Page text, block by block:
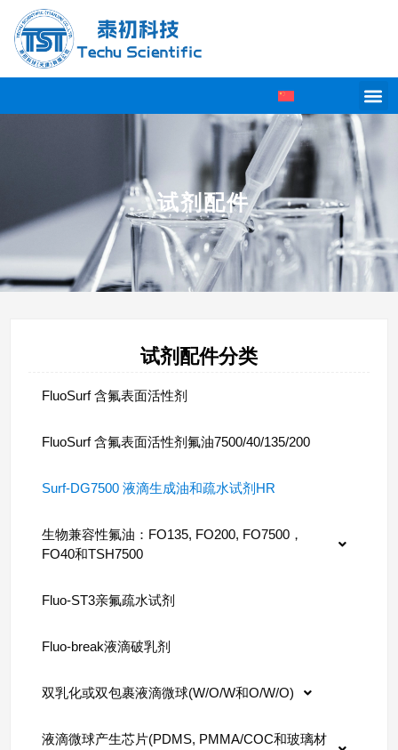
试剂配件
试剂配件分类
FluoSurf 含氟表面活性剂
FluoSurf 含氟表面活性剂氟油7500/40/135/200
Surf-DG7500 液滴生成油和疏水试剂HR
生物兼容性氟油：FO135, FO200, FO7500，
FO40和TSH7500
Fluo-ST3亲氟疏水试剂
Fluo-break液滴破乳剂
双乳化或双包裹液滴微球(W/O/W和O/W/O)
液滴微球产生芯片(PDMS, PMMA/COC和玻璃材